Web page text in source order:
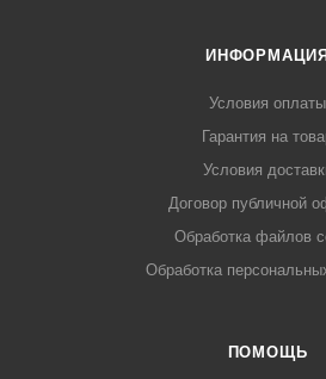
ИНФОРМАЦИЯ
Условия оплаты
Гарантия на
Условия
Договор публичной
Обработка файлов
Обработка
ПОМОЩЬ